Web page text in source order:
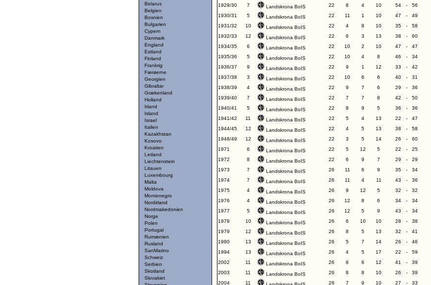
Belarus
Belgien
Bosnien
Bulgarien
Cypern
Danmark
England
Estland
Finland
Frankrig
Færøerne
Georgien
Gibraltar
Grækenland
Holland
Irland
Island
Israel
Italien
Kazakhstan
Kosovo
Kroatien
Letland
Liechtenstein
Litauen
Luxembourg
Malta
Moldova
Montenegro
Nordirland
Nordmakedonien
Norge
Polen
Portugal
Rumænien
Rusland
SanMarino
Schweiz
Serbien
Skotland
Slovakiet
1929/30
7 Landskrona BoIS 22 8 4 10 54 - 56
1930/31
5 Landskrona BoIS 22 11 1 10 47 - 49
1931/32
10 Landskrona BoIS 22 4 8 10 35 - 58
1932/33
12 Landskrona BoIS 22 6 3 13 38 - 60
1934/35
6 Landskrona BoIS 22 10 2 10 47 - 47
1935/36
5 Landskrona BoIS 22 10 4 8 46 - 34
1936/37
9 Landskrona BoIS 22 9 1 12 33 - 42
1937/38
3 Landskrona BoIS 22 10 6 6 40 - 31
1938/39
4 Landskrona BoIS 22 9 7 6 29 - 36
1939/40
7 Landskrona BoIS 22 7 7 8 42 - 50
1940/41
5 Landskrona BoIS 22 8 9 5 36 - 36
1941/42
11 Landskrona BoIS 22 5 4 13 22 - 47
1944/45
12 Landskrona BoIS 22 4 5 13 38 - 58
1948/49
12 Landskrona BoIS 22 3 5 14 26 - 60
1971
6 Landskrona BoIS 22 5 12 5 22 - 25
1972
8 Landskrona BoIS 22 6 9 7 29 - 29
1973
7 Landskrona BoIS 26 11 6 9 35 - 34
1974
7 Landskrona BoIS 26 11 4 11 43 - 36
1975
4 Landskrona BoIS 26 9 12 5 32 - 32
1976
4 Landskrona BoIS 26 12 8 6 34 - 34
1977
5 Landskrona BoIS 26 12 5 9 43 - 34
1978
10 Landskrona BoIS 26 6 10 10 28 - 38
1979
12 Landskrona BoIS 26 8 5 13 32 - 41
1980
13 Landskrona BoIS 26 5 7 14 26 - 46
1994
13 Landskrona BoIS 26 4 5 17 22 - 59
2002
11 Landskrona BoIS 26 8 6 12 41 - 39
2003
11 Landskrona BoIS 26 8 8 10 26 - 39
2004
11 26 7 9 10 27 - 33